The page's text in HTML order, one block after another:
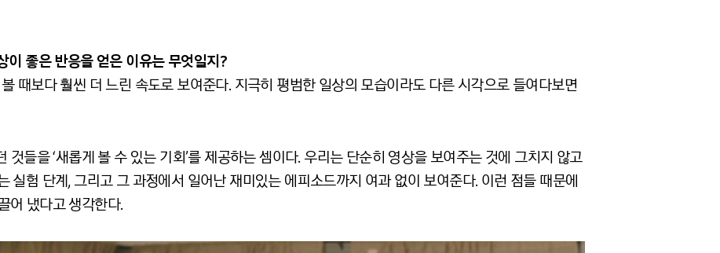
이 좋은 반응을 얻은 이유는 무엇일지 ?
때보다 훨씬 더 느린 속도로 보여준다. 지극히 평범한 일상의 모습이라도 다른 시각으로 들여다보면
것들을 ‘새롭게 볼 수 있는 기회’를 제공하는 셈이다. 우리는 단순히 영상을 보여주는 것에 그치지 않고
실험 단계, 그리고 그 과정에서 일어난 재미있는 에피소드까지 여과 없이 보여준다. 이런 점들 때문에
어 냈다고 생각한다.